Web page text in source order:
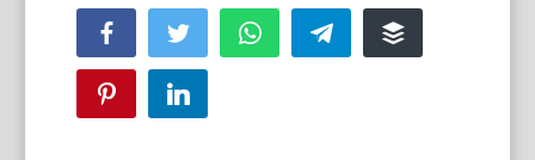
Facebook Twitter WhatsApp Telegram Buffer
Pinterest LinkedIn